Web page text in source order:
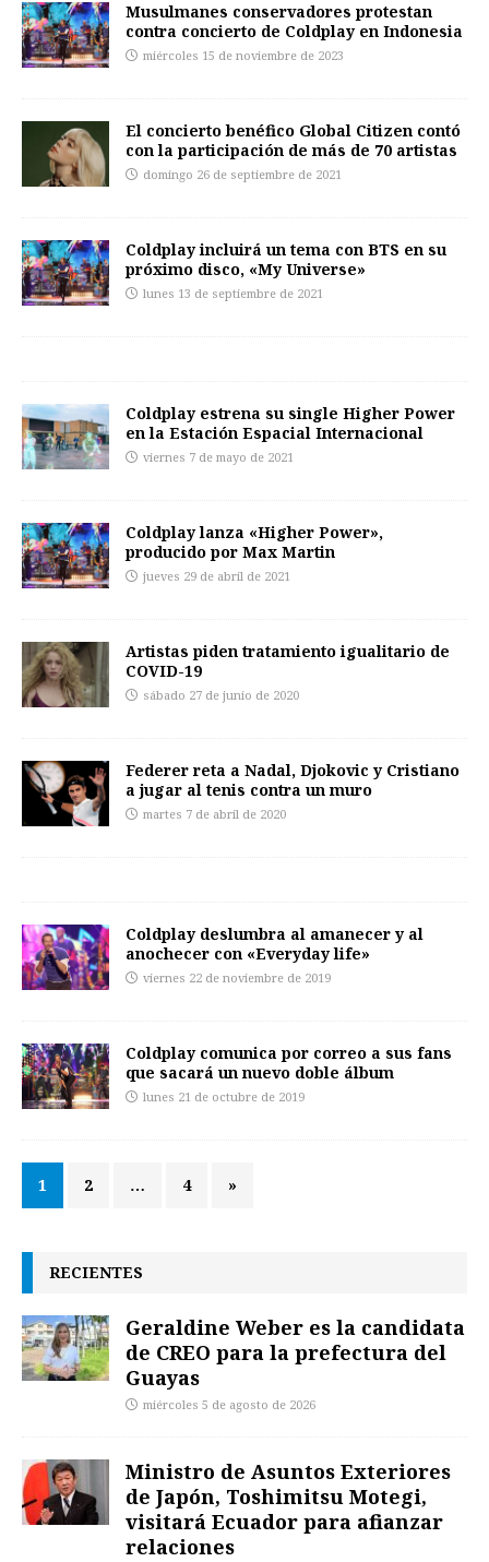
Musulmanes conservadores protestan
contra concierto de Coldplay en Indonesia
miércoles 15 de noviembre de 2023
El concierto benéfico Global Citizen contó
con la participación de más de 70 artistas
domingo 26 de septiembre de 2021
Coldplay incluirá un tema con BTS en su
próximo disco, «My Universe»
lunes 13 de septiembre de 2021
Coldplay estrena su single Higher Power
en la Estación Espacial Internacional
viernes 7 de mayo de 2021
Coldplay lanza «Higher Power»,
producido por Max Martin
jueves 29 de abril de 2021
Artistas piden tratamiento igualitario de
COVID-19
sábado 27 de junio de 2020
Federer reta a Nadal, Djokovic y Cristiano
a jugar al tenis contra un muro
martes 7 de abril de 2020
Coldplay deslumbra al amanecer y al
anochecer con «Everyday life»
viernes 22 de noviembre de 2019
Coldplay comunica por correo a sus fans
que sacará un nuevo doble álbum
lunes 21 de octubre de 2019
1 2 … 4 »
RECIENTES
Geraldine Weber es la candidata
de CREO para la prefectura del
Guayas
miércoles 5 de agosto de 2026
Ministro de Asuntos Exteriores
de Japón, Toshimitsu Motegi,
visitará Ecuador para afianzar
relaciones